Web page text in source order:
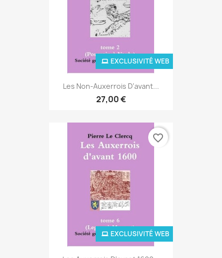
Les Non-Auxerrois D'avant...
27,00 €
EXCLUSIVITÉ WEB
EXCLUSIVITÉ WEB
favorite_border